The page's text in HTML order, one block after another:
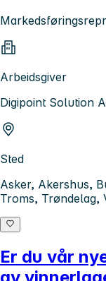
Arbeidsgiver
Digipoint Solution
Sted
Asker, Akershus,
Troms, Trøndelag,
Er du vår